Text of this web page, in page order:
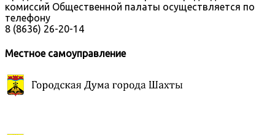
комиссий Общественной палаты осуществляется по
телефону
8 (8636) 26-20-14
Местное самоуправление